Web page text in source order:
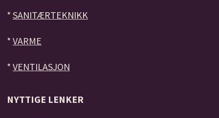
* SANITÆRTEKNIKK
* VARME
* VENTILASJON
NYTTIGE LENKER